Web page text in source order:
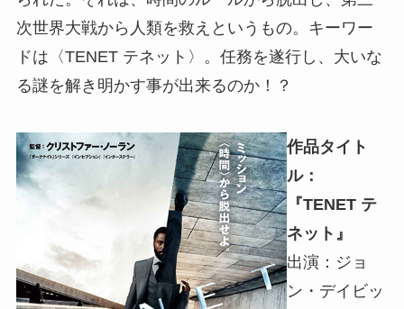
次世界大戦から人類を救えというもの。キーワー
ドは〈TENET テネット〉。任務を遂行し、大いな
る謎を解き明かす事が出来るのか！？
作品タイト
ル：
『TENET テ
ネット』
出演：ジョ
ン・デイビッ